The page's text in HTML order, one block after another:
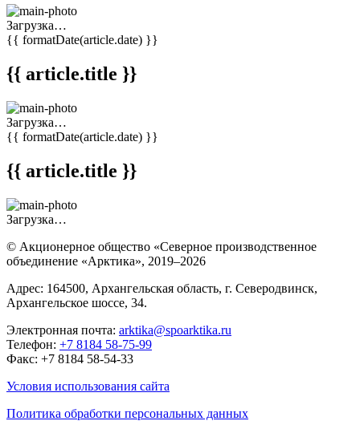
Загрузка…
{{ formatDate(article.date) }}
{{ article.title }}
Загрузка…
{{ formatDate(article.date) }}
{{ article.title }}
Загрузка…
© Акционерное общество «Северное производственное
объединение «Арктика», 2019–2026
Адрес: 164500, Архангельская область, г. Северодвинск,
Архангельское шоссе, 34.
Электронная почта: arktika@spoarktika.ru
Телефон: +7 8184 58-75-99
Факс: +7 8184 58-54-33
Условия использования сайта
Политика обработки персональных данных